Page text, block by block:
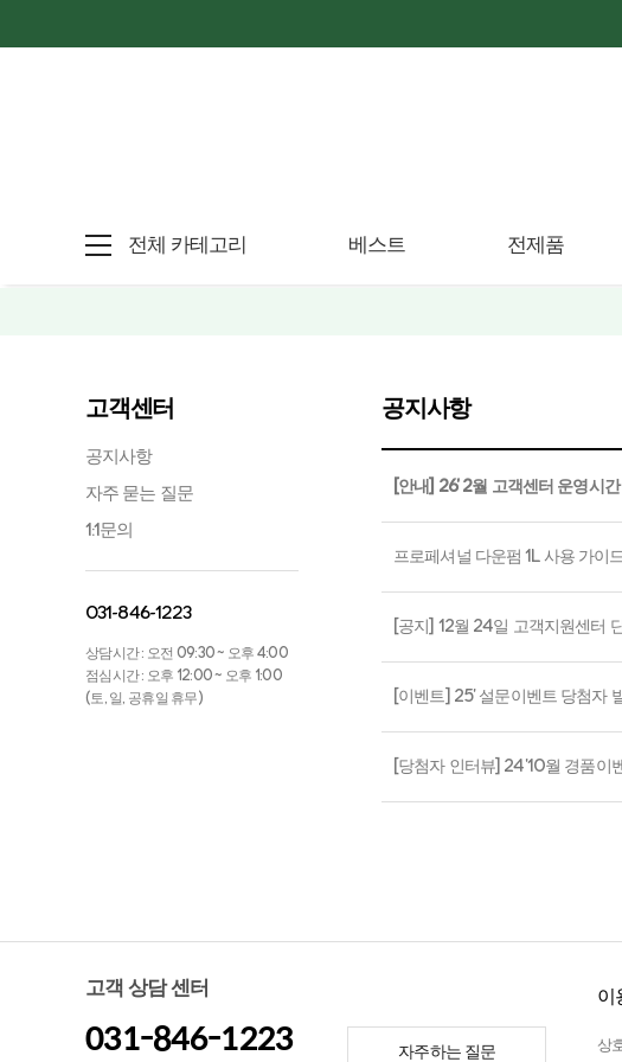
전체 카테고리 베스트 전제품
고객센터
공지사항
자주 묻는 질문
1:1문의
031-846-1223
상담시간 : 오전 09:30 ~ 오후 4:00
점심시간 : 오후 12:00 ~ 오후 1:00
(토, 일, 공휴일 휴무)
공지사항
[안내] 26' 2월 고객센터 운영시
프로페셔널 다운펌 1L 사용 가이
[공지] 12월 24일 고객지원센터
[이벤트] 25' 설문이벤트 당첨자
[당첨자 인터뷰] 24'10월 경품이
고객 상담 센터
031-846-1223 자주하는 질문
이
상